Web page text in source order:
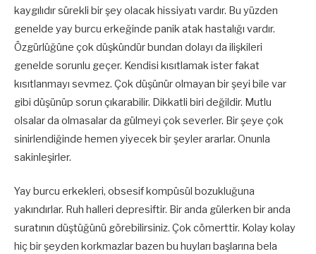
kaygılıdır sürekli bir şey olacak hissiyatı vardır. Bu yüzden
genelde yay burcu erkeğinde panik atak hastalığı vardır.
Özgürlüğüne çok düşkündür bundan dolayı da ilişkileri
genelde sorunlu geçer. Kendisi kısıtlamak ister fakat
kısıtlanmayı sevmez. Çok düşünür olmayan bir şeyi bile var
gibi düşünüp sorun çıkarabilir. Dikkatli biri değildir. Mutlu
olsalar da olmasalar da gülmeyi çok severler. Bir şeye çok
sinirlendiğinde hemen yiyecek bir şeyler ararlar. Onunla
sakinleşirler.
Yay burcu erkekleri, obsesif kompüsül bozukluğuna
yakındırlar. Ruh halleri depresiftir. Bir anda gülerken bir anda
suratının düştüğünü görebilirsiniz. Çok cömerttir. Kolay kolay
hiç bir şeyden korkmazlar bazen bu huyları başlarına bela